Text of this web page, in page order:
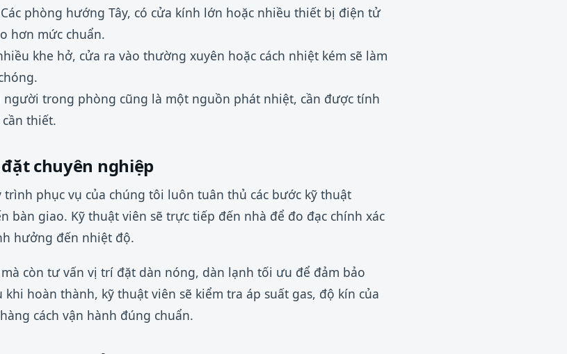
Các phòng hướng Tây, có cửa kính lớn hoặc nhiều thiết bị điện tử
hơn mức chuẩn.
khe hở, cửa ra vào thường xuyên hoặc cách nhiệt kém sẽ làm
người trong phòng cũng là một nguồn phát nhiệt, cần được tính
thiết.
chuyên nghiệp
phục vụ của chúng tôi luôn tuân thủ các bước kỹ thuật
bàn giao. Kỹ thuật viên sẽ trực tiếp đến nhà để đo đạc chính xác
hưởng đến nhiệt độ.
còn tư vấn vị trí đặt dàn nóng, dàn lạnh tối ưu để đảm bảo
hoàn thành, kỹ thuật viên sẽ kiểm tra áp suất gas, độ kín của
cách vận hành đúng chuẩn.